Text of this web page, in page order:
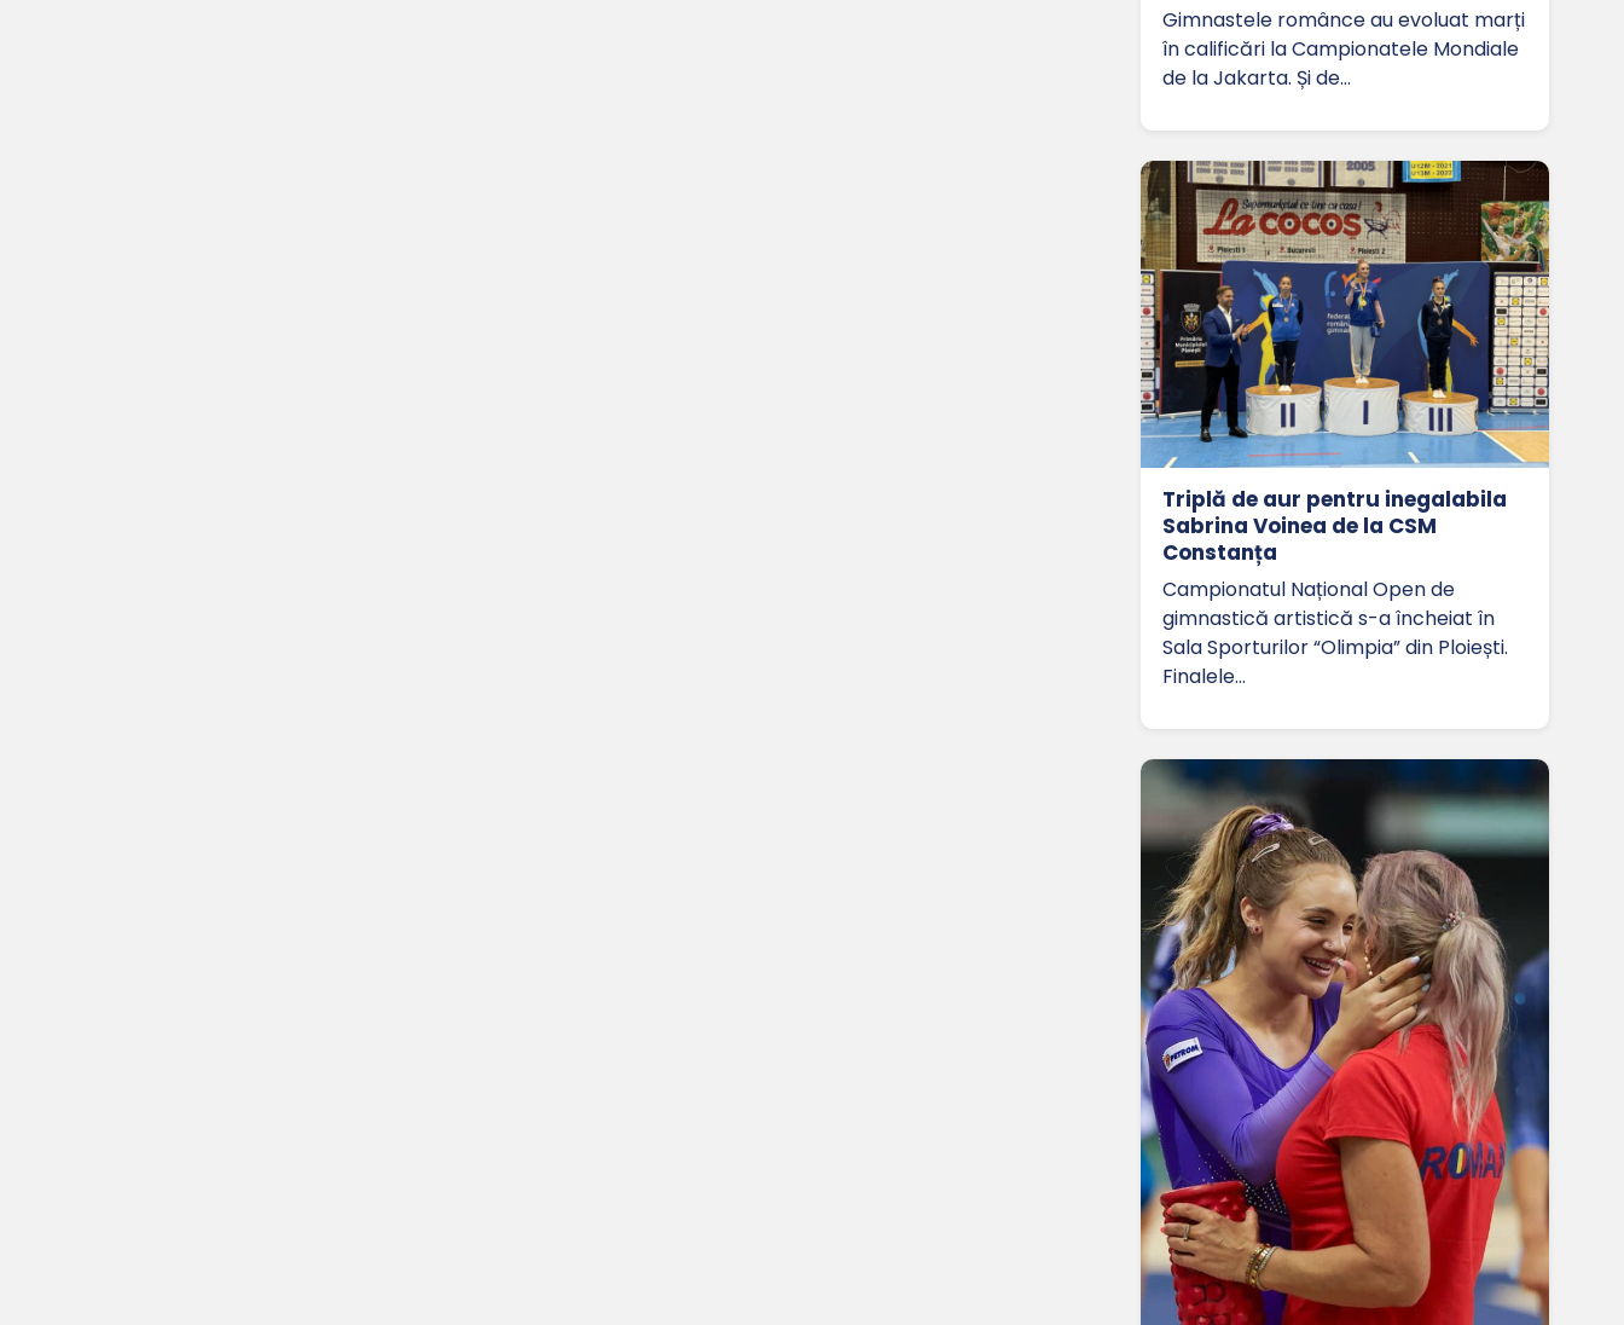
Gimnastele românce au evoluat marți
în calificări la Campionatele Mondiale
de la Jakarta. Și de…
Triplă de aur pentru inegalabila
Sabrina Voinea de la CSM
Constanța
Campionatul Național Open de
gimnastică artistică s-a încheiat în
Sala Sporturilor “Olimpia” din Ploiești.
Finalele…